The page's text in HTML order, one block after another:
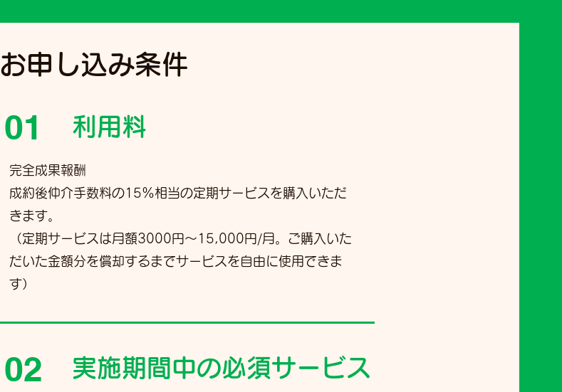
お申し込み条件
01 利用料
完全成果報酬
成約後仲介手数料の15％相当の定期サービスを購入いただ
きます。
（定期サービスは月額3000円～15,000円/月。ご購入いた
だいた金額分を償却するまでサービスを自由に使用できま
す）
02 実施期間中の必須サービス